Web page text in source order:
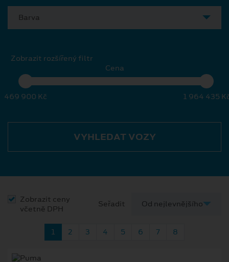
Barva
Zobrazit rozšířený filtr
Cena
469 900 Kč 1 964 435
VYHLEDAT VOZY
Zobrazit ceny
včetně DPH
Seřadit
1 2 3 4 5 6 7 8